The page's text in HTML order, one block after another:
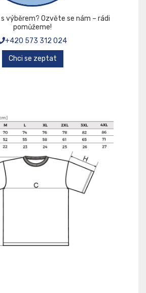
výběrem? Ozvěte se nám – rádi
pomůžeme!
+420 573 312 024
Chci se zeptat